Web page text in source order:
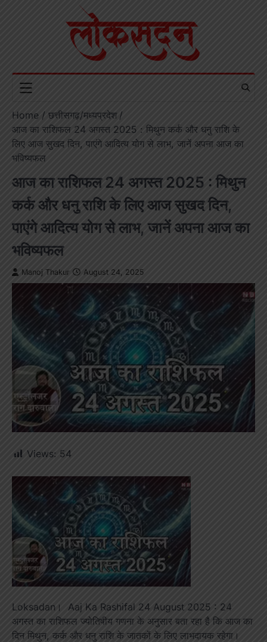
Home
छत्तीसगढ़/मध्यप्रदेश
आज का राशिफल 24 अगस्त 2025 : मिथुन कर्क और धनु राशि के
लिए आज सुखद दिन, पाएंगे आदित्य योग से लाभ, जानें अपना आज का
भविष्यफल
आज का राशिफल 24 अगस्त 2025 : मिथुन
कर्क और धनु राशि के लिए आज सुखद दिन,
पाएंगे आदित्य योग से लाभ, जानें अपना आज का
भविष्यफल
Manoj Thakur August 24, 2025
Views: 54
Loksadan। Aaj Ka Rashifal 24 August 2025 : 24
अगस्त का राशिफल ज्योतिषीय गणना के अनुसार बता रहा है कि आज का
दिन मिथुन, कर्क और धनु राशि के जातकों के लिए लाभदायक रहेगा।